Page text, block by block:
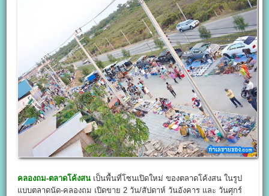
คลองถม-ตลาดโค้งสน เป็นพื้นที่โซนเปิดใหม่ ของตลาดโค้งสน ในรูป
แบบตลาดนัด-คลองถม เปิดขาย 2 วัน/สัปดาห์ วันอังคาร และ วันศุกร์